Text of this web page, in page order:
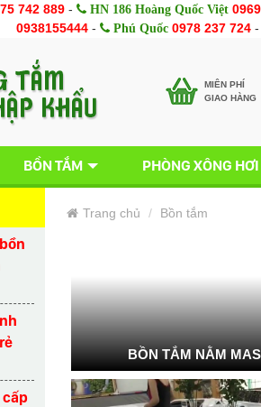
742 889 - HN 186 Hoàng Quốc Việt
0938155444- Phú Quốc 0978 237 724-
MIÊN PHÍ
GIAO HÀNG
BỒN TẮM PHÒNG XÔNG HƠI
cấp
Trang chủ Bồn tắm
BỒN TẮM NẰM